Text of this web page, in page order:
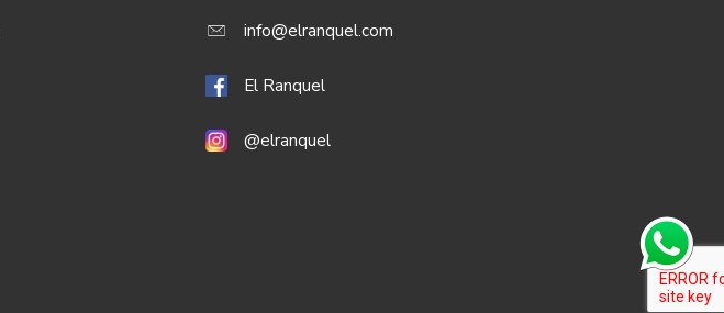
info@elranquel.com
El Ranquel
@elranquel